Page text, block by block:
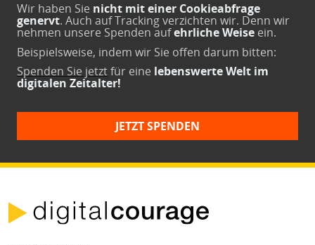
Wir haben Sie nicht mit einer Cookieabfrage
genervt. Auch auf Tracking verzichten wir. Denn wir
nehmen unsere Spenden aufehrliche Weise ein.
Beispielsweise, indem wir Sie offen darum bitten:
Spenden Sie jetztfür eine lebenswerte Welt im
digitalen Zeitalter!
JETZT SPENDEN